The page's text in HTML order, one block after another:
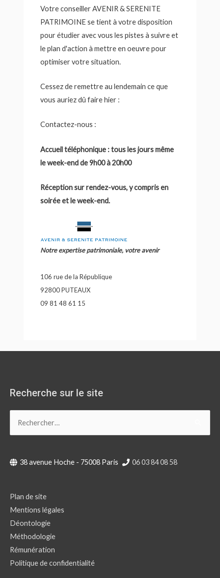
Votre conseiller AVENIR & SERENITE
PATRIMOINE se tient à votre disposition
pour étudier avec vous les pistes à suivre et
le plan d'action à mettre en oeuvre pour
optimiser votre situation.
Cessez de remettre au lendemain ce que
vous auriez dû faire hier :
Contactez-nous :
Accueil téléphonique : tous les jours même
le week-end de 9h00 à 20h00
Réception sur rendez-vous, y compris en
soirée et le week-end.
Notre expertise patrimoniale, votre avenir
106 rue de la République
92800 PUTEAUX
09 81 48 61 15
Recherche sur le site
38 avenue Hoche - 75008 Paris 06 03 84 08 58
Plan de site
Mentions légales
Déontologie
Méthodologie
Rémunération
Politique de confidentialité